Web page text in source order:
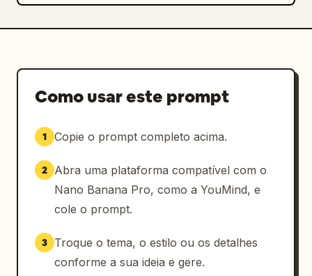
Como usar este prompt
1 Copie o prompt completo acima.
2
Abra uma plataforma compatível com o
Nano Banana Pro, como a YouMind, e
cole o prompt.
3
Troque o tema, o estilo ou os detalhes
conforme a sua ideia e gere.